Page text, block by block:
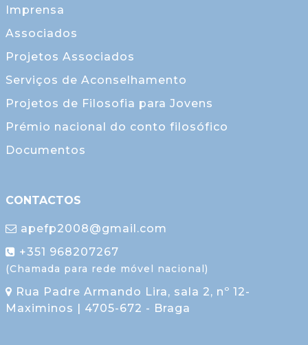
Imprensa
Associados
Projetos Associados
Serviços de Aconselhamento
Projetos de Filosofia para Jovens
Prémio nacional do conto filosófico
Documentos
CONTACTOS
apefp2008@gmail.com
+351 968207267
(Chamada para rede móvel nacional)
Rua Padre Armando Lira, sala 2, nº 12-
Maximinos | 4705-672 - Braga